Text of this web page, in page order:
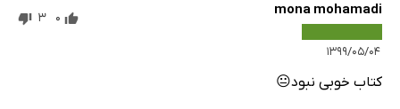
mona mohamadi
۱۳۹۹/۰۵/۰۴
0
3
کتاب خوبی نبود😐